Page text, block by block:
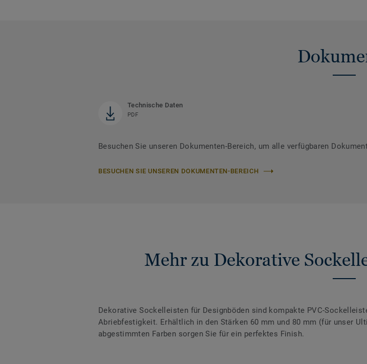
Technische Daten
PDF
Besuchen Sie unseren Dokumenten-Bereich, um alle verfügbaren
BESUCHEN SIE UNSEREN DOKUMENTEN-BEREICH
Mehr zu Dekorative
Dekorative Sockelleisten für Designböden sind kompakte PVC-
Abriebfestigkeit. Erhältlich in den Stärken 60 mm und 80 mm (für unser
abgestimmten Farben sorgen Sie für ein perfektes Finish.